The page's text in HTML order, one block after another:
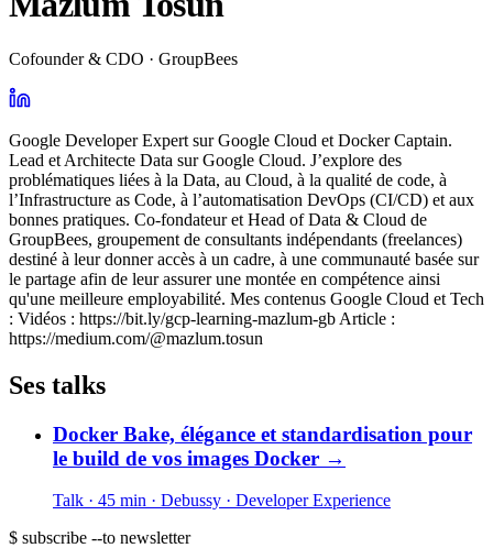
Cofounder & CDO · GroupBees
Google Developer Expert sur Google Cloud et Docker Captain.
Lead et Architecte Data sur Google Cloud. J’explore des
problématiques liées à la Data, au Cloud, à la qualité de code, à
l’Infrastructure as Code, à l’automatisation DevOps (CI/CD) et aux
bonnes pratiques. Co-fondateur et Head of Data & Cloud de
GroupBees, groupement de consultants indépendants (freelances)
destiné à leur donner accès à un cadre, à une communauté basée sur
le partage afin de leur assurer une montée en compétence ainsi
qu'une meilleure employabilité. Mes contenus Google Cloud et Tech
: Vidéos : https://bit.ly/gcp-learning-mazlum-gb Article :
https://medium.com/@mazlum.tosun
Ses talks
Docker Bake, élégance et standardisation pour
le build de vos images Docker →
Talk · 45 min · Debussy · Developer Experience
$ subscribe --to newsletter